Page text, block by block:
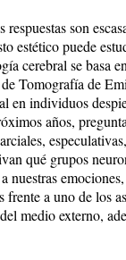
son
estético puede
cerebral se basa
Tomografía de
en individuos
años,
qué grupos
nuestras
a uno de los
medio externo,